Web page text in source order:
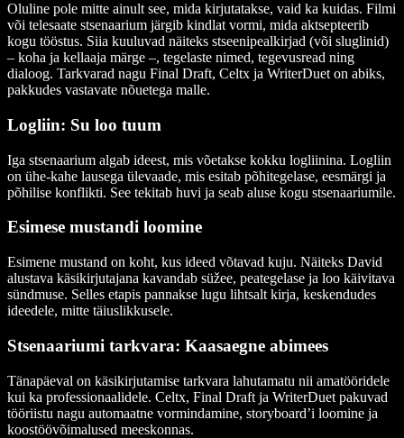
Oluline pole mitte ainult see, mida kirjutatakse, vaid ka kuidas. Filmi
või telesaate stsenaarium järgib kindlat vormi, mida aktsepteerib
kogu tööstus. Siia kuuluvad näiteks stseenipealkirjad (või sluglinid)
– koha ja kellaaja märge –, tegelaste nimed, tegevusread ning
dialoog. Tarkvarad nagu Final Draft, Celtx ja WriterDuet on abiks,
pakkudes vastavate nõuetega malle.
Logliin: Su loo tuum
Iga stsenaarium algab ideest, mis võetakse kokku logliinina. Logliin
on ühe-kahe lausega ülevaade, mis esitab põhitegelase, eesmärgi ja
põhilise konflikti. See tekitab huvi ja seab aluse kogu stsenaariumile.
Esimese mustandi loomine
Esimene mustand on koht, kus ideed võtavad kuju. Näiteks David
alustava käsikirjutajana kavandab süžee, peategelase ja loo käivitava
sündmuse. Selles etapis pannakse lugu lihtsalt kirja, keskendudes
ideedele, mitte täiuslikkusele.
Stsenaariumi tarkvara: Kaasaegne abimees
Tänapäeval on käsikirjutamise tarkvara lahutamatu nii amatööridele
kui ka professionaalidele. Celtx, Final Draft ja WriterDuet pakuvad
tööriistu nagu automaatne vormindamine, storyboard’i loomine ja
koostöövõimalused meeskonnas.